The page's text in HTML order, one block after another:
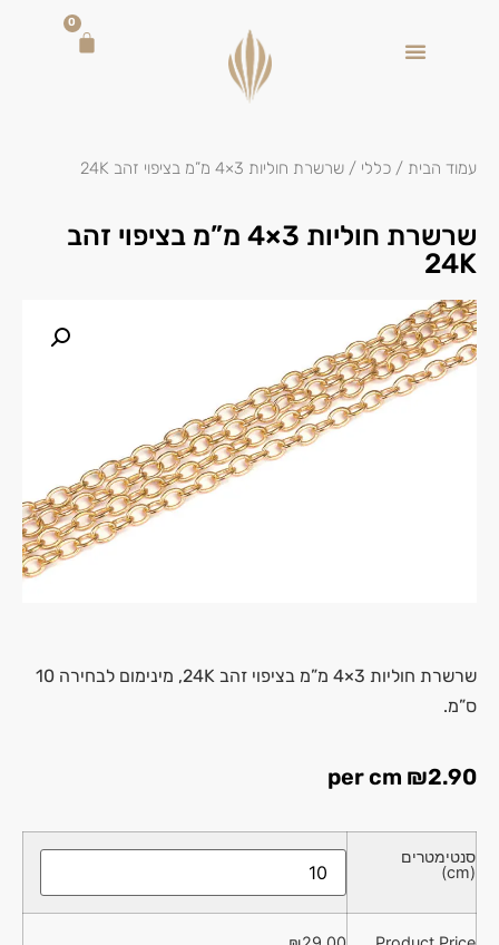
0
עמוד הבית / כללי / שרשרת חוליות 3×4 מ”מ בציפוי זהב 24K
שרשרת חוליות 3×4 מ”מ בציפוי זהב
24K
שרשרת חוליות 3×4 מ”מ בציפוי זהב 24K, מינימום לבחירה 10
ס”מ.
₪2.90
סנטימטרים
(cm)